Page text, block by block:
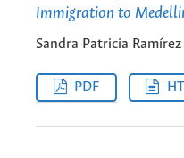
Immigration to
Sandra Patricia
PDF